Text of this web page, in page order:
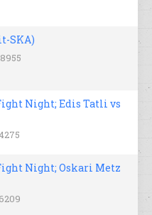
SKA)
Night; Edis Tatli vs
Night; Oskari Metz